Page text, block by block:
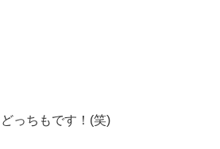
っちもです！(笑)